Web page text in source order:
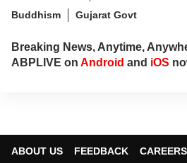
Buddhism
Gujarat Govt
Breaking News, Anytime,
ABPLIVE on Android and iOS
ABOUT US FEEDBACK CAREERS